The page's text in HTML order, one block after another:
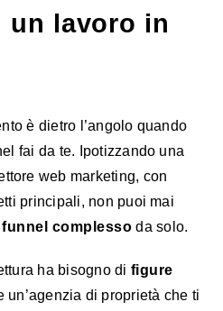
un lavoro in
è dietro l’angolo quando
fai da te. Ipotizzando una
web marketing, con
principali, non puoi mai
complesso da solo.
ha bisogno di figure
un’agenzia di proprietà che ti